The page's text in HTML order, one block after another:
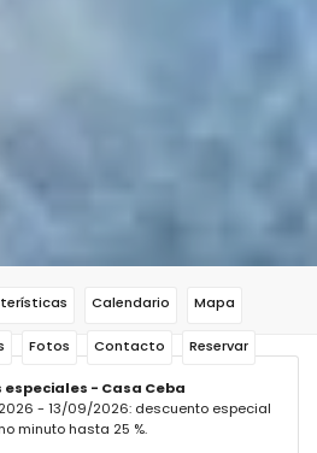
Calendario Mapa
Fotos Contacto Reservar
especiales - Casa Ceba
- 13/09/2026: descuento especial
minuto hasta 25 %.